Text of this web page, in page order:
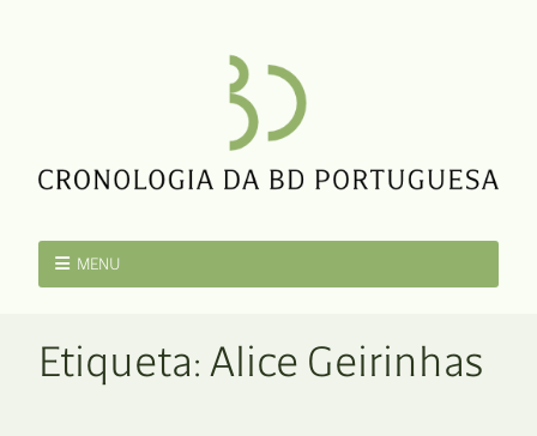
MENU
Etiqueta: Alice Geirinhas